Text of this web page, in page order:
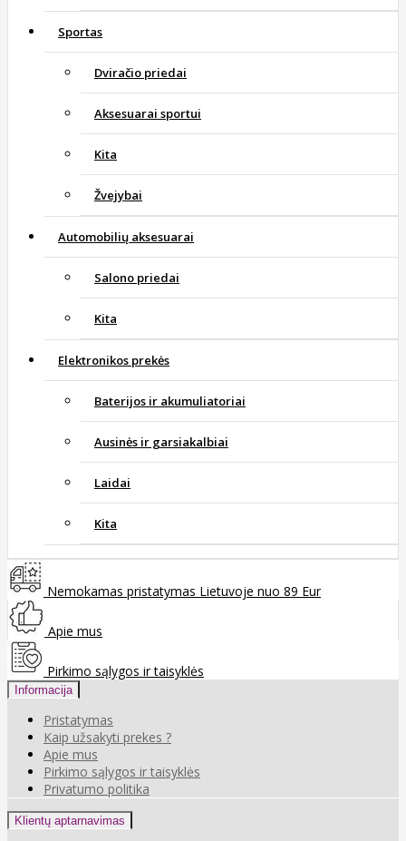
Sportas
Dviračio priedai
Aksesuarai sportui
Kita
Žvejybai
Automobilių aksesuarai
Salono priedai
Kita
Elektronikos prekės
Baterijos ir akumuliatoriai
Ausinės ir garsiakalbiai
Laidai
Kita
Nemokamas pristatymas Lietuvoje nuo 89 Eur
Apie mus
Pirkimo sąlygos ir taisyklės
Informacija
Pristatymas
Kaip užsakyti prekes ?
Apie mus
Pirkimo sąlygos ir taisyklės
Privatumo politika
Klientų aptarnavimas